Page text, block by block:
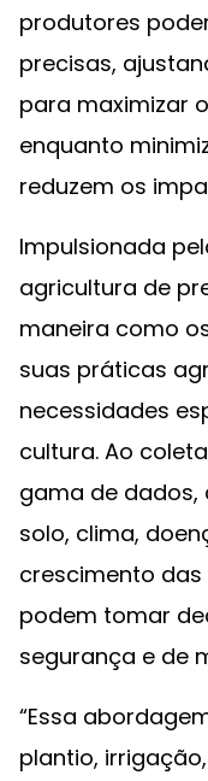
produtores
precisas,
para maximizar
enquanto
reduzem os
Impulsionada
agricultura de
maneira como
suas práticas
necessidades
cultura. Ao
gama de dados,
solo, clima,
crescimento
podem tomar
segurança e de
“Essa
plantio,